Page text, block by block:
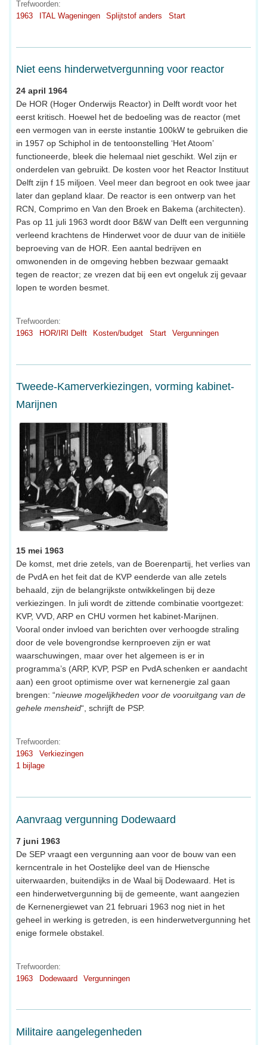
Trefwoorden:
1963
ITAL Wageningen Splijtstof anders Start
Niet eens hinderwetvergunning voor reactor
24 april 1964
De HOR (Hoger Onderwijs Reactor) in Delft wordt voor het
eerst kritisch. Hoewel het de bedoeling was de reactor (met
een vermogen van in eerste instantie 100kW te gebruiken die
in 1957 op Schiphol in de tentoonstelling ‘Het Atoom’
functioneerde, bleek die helemaal niet geschikt. Wel zijn er
onderdelen van gebruikt. De kosten voor het Reactor Instituut
Delft zijn f 15 miljoen. Veel meer dan begroot en ook twee jaar
later dan gepland klaar. De reactor is een ontwerp van het
RCN, Comprimo en Van den Broek en Bakema (architecten).
Pas op 11 juli 1963 wordt door B&W van Delft een vergunning
verleend krachtens de Hinderwet voor de duur van de initiële
beproeving van de HOR. Een aantal bedrijven en
omwonenden in de omgeving hebben bezwaar gemaakt
tegen de reactor; ze vrezen dat bij een evt ongeluk zij gevaar
lopen te worden besmet.
Trefwoorden:
1963
HOR/IRI Delft Kosten/budget Start Vergunningen
Tweede-Kamerverkiezingen, vorming kabinet-
Marijnen
15 mei 1963
De komst, met drie zetels, van de Boerenpartij, het verlies van
de PvdA en het feit dat de KVP eenderde van alle zetels
behaald, zijn de belangrijkste ontwikkelingen bij deze
verkiezingen. In juli wordt de zittende combinatie voortgezet:
KVP, VVD, ARP en CHU vormen het kabinet-Marijnen.
Vooral onder invloed van berichten over verhoogde straling
door de vele bovengrondse kernproeven zijn er wat
waarschuwingen, maar over het algemeen is er in
programma’s (ARP, KVP, PSP en PvdA schenken er aandacht
aan) een groot optimisme over wat kernenergie zal gaan
brengen: “nieuwe mogelijkheden voor de vooruitgang van de
gehele mensheid“, schrijft de PSP.
Trefwoorden:
1963
Verkiezingen
1 bijlage
Aanvraag vergunning Dodewaard
7 juni 1963
De SEP vraagt een vergunning aan voor de bouw van een
kerncentrale in het Oostelijke deel van de Hiensche
uiterwaarden, buitendijks in de Waal bij Dodewaard. Het is
een hinderwetvergunning bij de gemeente, want aangezien
de Kernenergiewet van 21 februari 1963 nog niet in het
geheel in werking is getreden, is een hinderwetvergunning het
enige formele obstakel.
Trefwoorden:
1963
Dodewaard Vergunningen
Militaire aangelegenheden